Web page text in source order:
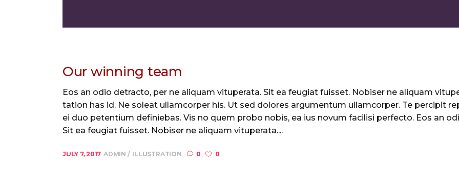
Our winning team
Eos an odio detracto, per ne aliquam vituperata. Sit ea feugiat fuisset. Nobiser ne aliquam
tation has id. Ne soleat ullamcorper his. Ut sed dolores argumentum ullamcorper. Te percipit
ei duo petentium definiebas. Vis no quem probo nobis, ea ius novum facilisi perfecto. Eos an
Sit ea feugiat fuisset. Nobiser ne aliquam vituperata....
JULY 7, 2017 ADMIN ILLUSTRATION 0 0